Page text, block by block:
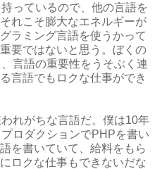
っているので、他の言語を
れこそ膨大なエネルギーが
ラミング言語を使うかって
要ではないと思う。ぼくの
言語の重要性をうそぶく連
言語でもロクな仕事ができ
れがちな言語だ。僕は10年
ロダクションでPHPを書い
を書いていて、給料をもら
ロクな仕事もできないだな